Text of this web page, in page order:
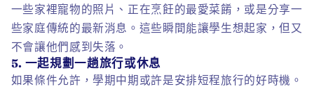
一些家裡寵物的照片、正在烹飪的最愛菜餚，或是分享一
些家庭傳統的最新消息。這些瞬間能讓學生想起家，但又
不會讓他們感到失落。
5. 一起規劃一趟旅行或休息
如果條件允許，學期中期或許是安排短程旅行的好時機。